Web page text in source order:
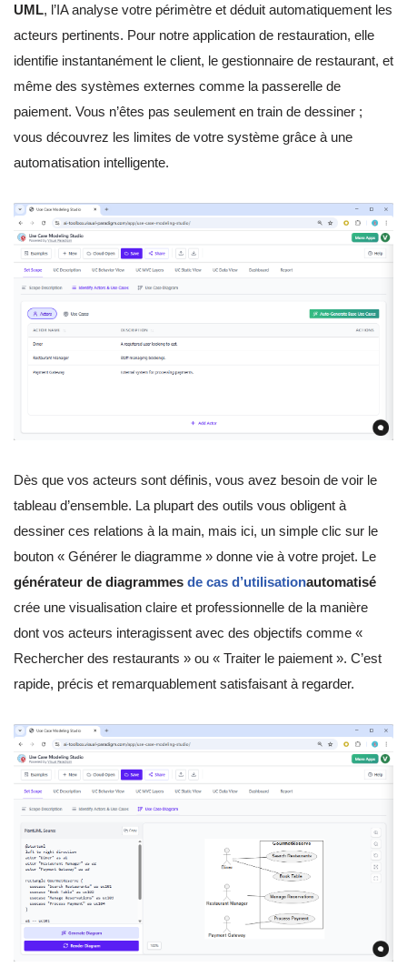
UML, l’IA analyse votre périmètre et déduit automatiquement les
acteurs pertinents. Pour notre application de restauration, elle
identifie instantanément le client, le gestionnaire de restaurant, et
même des systèmes externes comme la passerelle de
paiement. Vous n’êtes pas seulement en train de dessiner ;
vous découvrez les limites de votre système grâce à une
automatisation intelligente.
Dès que vos acteurs sont définis, vous avez besoin de voir le
tableau d’ensemble. La plupart des outils vous obligent à
dessiner ces relations à la main, mais ici, un simple clic sur le
bouton « Générer le diagramme » donne vie à votre projet. Le
générateur de diagrammes de cas d’utilisationautomatisé
crée une visualisation claire et professionnelle de la manière
dont vos acteurs interagissent avec des objectifs comme «
Rechercher des restaurants » ou « Traiter le paiement ». C’est
rapide, précis et remarquablement satisfaisant à regarder.